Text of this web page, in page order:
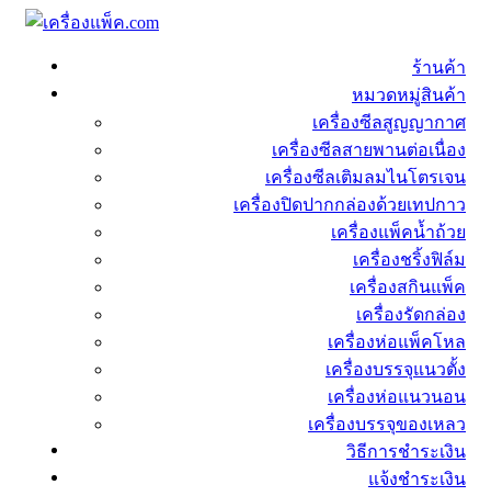
ร้านค้า
หมวดหมู่สินค้า
เครื่องซีลสูญญากาศ
เครื่องซีลสายพานต่อเนื่อง
เครื่องซีลเติมลมไนโตรเจน
เครื่องปิดปากกล่องด้วยเทปกาว
เครื่องแพ็คน้ำถ้วย
เครื่องชริ้งฟิล์ม
เครื่องสกินแพ็ค
เครื่องรัดกล่อง
เครื่องห่อแพ็คโหล
เครื่องบรรจุแนวตั้ง
เครื่องห่อแนวนอน
เครื่องบรรจุของเหลว
วิธีการชำระเงิน
แจ้งชำระเงิน